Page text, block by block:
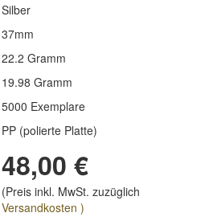
Silber
37mm
22.2 Gramm
19.98 Gramm
5000 Exemplare
PP (polierte Platte)
48,00 €
(Preis inkl. MwSt. zuzüglich
Versandkosten )